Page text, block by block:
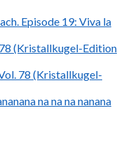
Episode 19: Viva la
(Kristallkugel-Edition
78 (Kristallkugel-
na na na nanana